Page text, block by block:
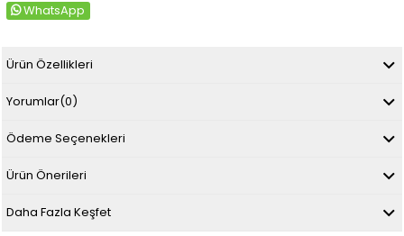
WhatsApp
Ürün Özellikleri
Yorumlar(0)
Ödeme Seçenekleri
Ürün Önerileri
Daha Fazla Keşfet